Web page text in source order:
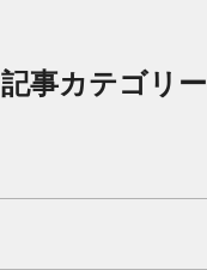
記事カテゴリー